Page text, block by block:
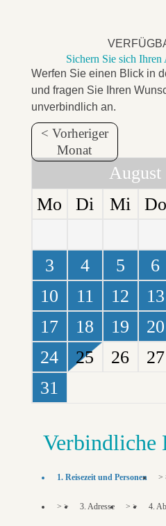
Sichern Sie sich Ihren
Werfen Sie einen Blick in
und fragen Sie Ihren
unverbindlich an.
< Vorheriger
Monat
August
Mo
Di Mi Do
3
4 5 6
10
11 12 13
17
18 19 20
24
25 26 27
31
Verbindliche
1. Reisezeit und Personen >
> > 3. Adresse > > 4.